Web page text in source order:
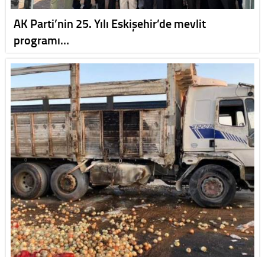
AK Parti’nin 25. Yılı Eskişehir’de mevlit
programı…